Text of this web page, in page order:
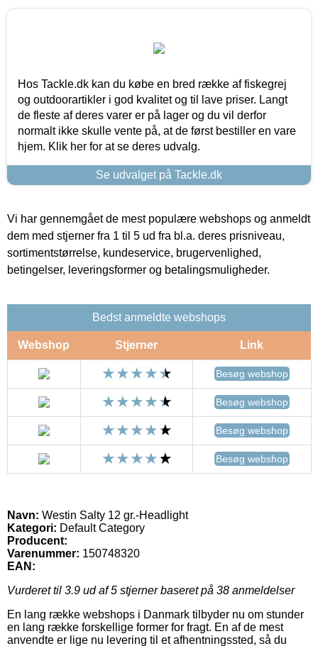
Hos Tackle.dk kan du købe en bred række af fiskegrej
og outdoorartikler i god kvalitet og til lave priser. Langt
de fleste af deres varer er på lager og du vil derfor
normalt ikke skulle vente på, at de først bestiller en vare
hjem. Klik her for at se deres udvalg.
Se udvalget på Tackle.dk
Vi har gennemgået de mest populære webshops og anmeldt
dem med stjerner fra 1 til 5 ud fra bl.a. deres prisniveau,
sortimentstørrelse, kundeservice, brugervenlighed,
betingelser, leveringsformer og betalingsmuligheder.
Bedst anmeldte webshops
Webshop Stjerner Link
Besøg webshop
Besøg webshop
Besøg webshop
Besøg webshop
Navn: Westin Salty 12 gr.-Headlight
Kategori: Default Category
Producent:
Varenummer: 150748320
EAN:
Vurderet til 3.9 ud af 5 stjerner baseret på 38 anmeldelser
En lang række webshops i Danmark tilbyder nu om stunder
en lang række forskellige former for fragt. En af de mest
anvendte er lige nu levering til et afhentningssted, så du